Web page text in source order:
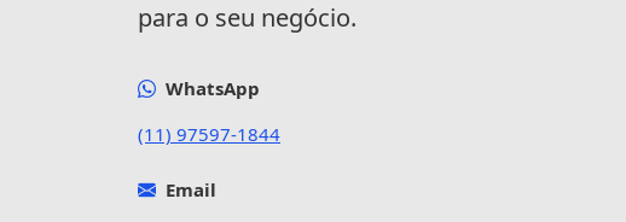
para o seu negócio.
WhatsApp
(11) 97597-1844
Email